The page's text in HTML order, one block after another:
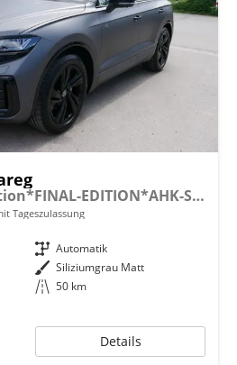
R-Line V6 TDI 4-Motion*FINAL-EDITION*AHK-SCHWENKBAR*NAVI*ACC*PDC*LED*SHZ*BLACKSTYLE*20-ZOLL
Tageszulassung
Getriebe Automatik
Außenfarbe Siliziumgrau Matt
Kilometerstand 50 km
Details